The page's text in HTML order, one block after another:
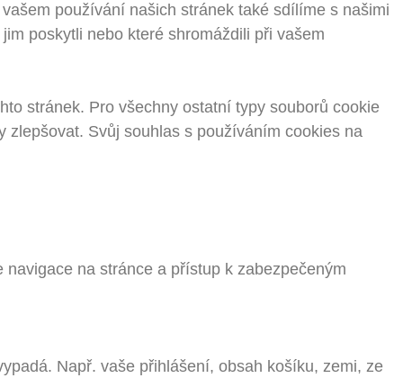
používání našich stránek také sdílíme s našimi
poskytli nebo které shromáždili při vašem
stránek. Pro všechny ostatní typy souborů cookie
zlepšovat. Svůj souhlas s používáním cookies na
na stránce a přístup k zabezpečeným
Např. vaše přihlášení, obsah košíku, zemi, ze